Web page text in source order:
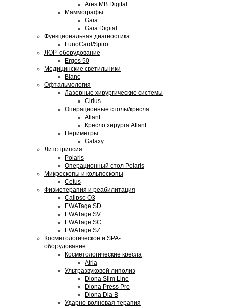
Ares MB Digital
Маммографы
Gaia
Gaia Digital
Функциональная диагностика
LunoCard/Spiro
ЛОР-оборудование
Ergos 50
Медицинские светильники
Blanc
Офтальмология
Лазерные хирургические системы
Cirius
Операционные столы/кресла
Atlant
Кресло хирурга Atlant
Периметры
Galaxy
Литотрипсия
Polaris
Операционный стол Polaris
Микроскопы и кольпоскопы
Cetus
Физиотерапия и реабилитация
Calipso O3
EWATage SD
EWATage SV
EWATage SC
EWATage SZ
Косметологическое и SPA-
оборудование
Косметологические кресла
Atria
Ультразвуковой липолиз
Diona Slim Line
Diona Press Pro
Diona Dia B
Ударно-волновая терапия